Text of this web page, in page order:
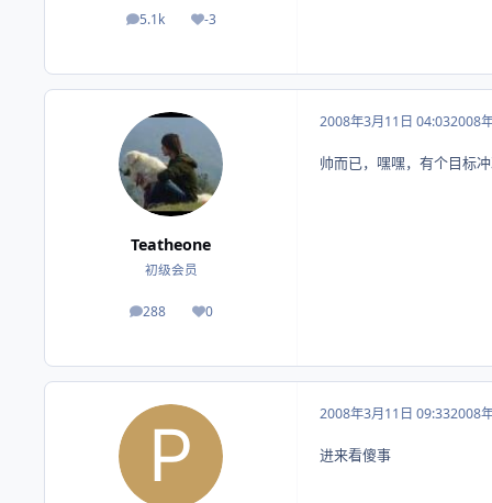
5.1k
帖子 -3
荣誉积分
Teatheone
初级会员
288
帖子 0
荣誉积分
2008年3月11日 04:032008
帅而已，嘿嘿，有个目标
2008年3月11日 09:332008
进来看傻事